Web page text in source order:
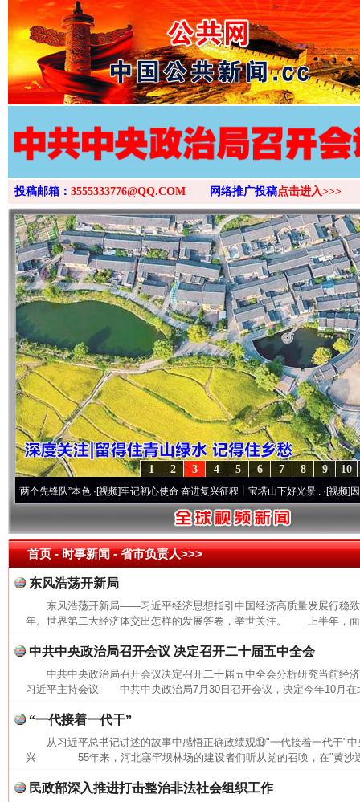
>
投稿邮箱： 3555333776@QQ.COM 网络推广投稿点击进入>>>
10
9
8
7
6
5
4
3
2
1
先锋队”本色·[视频]牢记初心使命 奋进复兴征程丨宝塔山下好光景..·[视频]因党而生
首页- 时事新闻 -省市负责人>>>
东风浩荡开新局
东风浩荡开新局——习近平经济思想指引中国经济高质量发展行
年。世界第二大经济体交出怎样的发展答卷，举世关注。 上半年，
中共中央政治局召开会议 决定召开二十届五中全会
中共中央政治局召开会议决定召开二十届五中全会分析研究当前经
习近平主持会议 中共中央政治局7月30日召开会议，决定今年10月在
“一代接着一代干”
从习近平总书记讲述的故事中感悟正确政绩观⑬"一代接着一代干"
兴 55年来，河北塞罕坝林场的建设者们听从党的召唤，在"黄沙遮
民政部深入推进打击整治非法社会组织工作